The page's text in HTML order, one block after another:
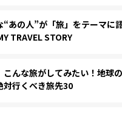
“あの人”が「旅」をテーマに
TRAVEL STORY
こんな旅がしてみたい！地球
対行くべき旅先30